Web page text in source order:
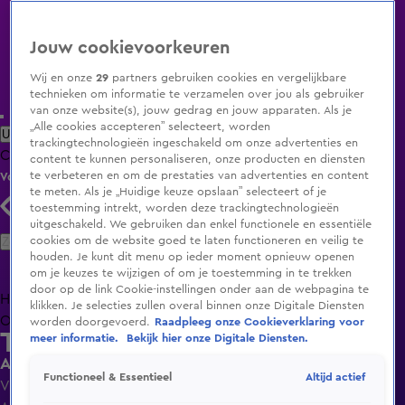
Uitzending Gemist Populaire programma's Zenders Genres
ClipsFilmsRadioSmart TV inlogShop
Volg KIJK
Zoeken
HomeUitzending Gemist Programma's De Bondgenoten
OranjezomerLivestreamsShop
The Bicycle Race
Arjan Ederveen zingt voor Indiaas bruidspaar
Vr 24 apr, 14:38
Jouw cookievoorkeuren
Wij en onze29 partners gebruiken cookies en vergelijkbare
technieken om informatie te verzamelen over jou als gebruiker
van onze website(s), jouw gedrag en jouw apparaten. Als je
„Alle cookies accepteren” selecteert, worden
trackingtechnologieën ingeschakeld om onze advertenties en
content te kunnen personaliseren, onze producten en diensten
te verbeteren en om de prestaties van advertenties en content
te meten. Als je „Huidige keuze opslaan” selecteert of je
toestemming intrekt, worden deze trackingtechnologieën
uitgeschakeld. We gebruiken dan enkel functionele en essentiële
cookies om de website goed te laten functioneren en veilig te
houden. Je kunt dit menu op ieder moment opnieuw openen
om je keuzes te wijzigen of om je toestemming in te trekken
door op de link Cookie-instellingen onder aan de webpagina te
klikken. Je selecties zullen overal binnen onze Digitale Diensten
worden doorgevoerd.
Raadpleeg onze Cookieverklaring voor
meer informatie.
Bekijk hier onze Digitale Diensten.
Functioneel & Essentieel Altijd actief